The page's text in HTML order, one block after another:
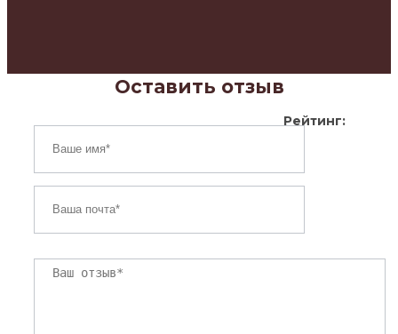
Оставить отзыв
Рейтинг: